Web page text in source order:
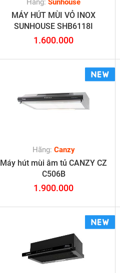
MÁY HÚT MÙI VỎ INOX
SUNHOUSE SHB6118I
1.600.000
Hãng: Canzy
Máy hút mùi âm tủ CANZY CZ
C506B
1.900.000